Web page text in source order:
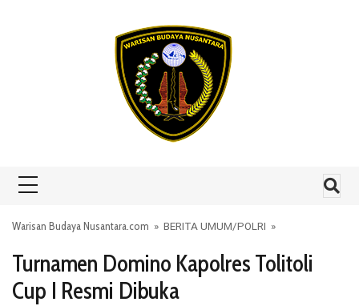
Warisan Budaya Nusantara.com » BERITA UMUM/POLRI »
Turnamen Domino Kapolres Tolitoli
Cup I Resmi Dibuka